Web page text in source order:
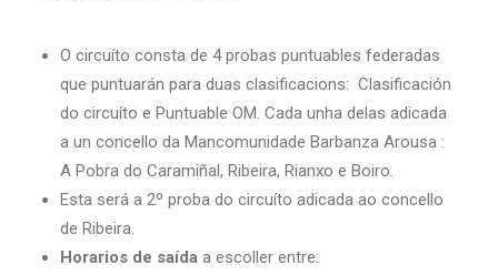
O circuíto consta de 4 probas puntuables federadas
que puntuarán para duas clasificacions: Clasificación
do circuíto e Puntuable OM. Cada unha delas adicada
a un concello da Mancomunidade Barbanza Arousa :
A Pobra do Caramiñal, Ribeira, Rianxo e Boiro.
Esta será a 2º proba do circuíto adicada ao concello
de Ribeira.
Horarios de saída a escoller entre: